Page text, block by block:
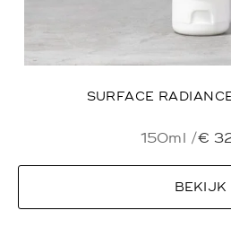
SURFACE
150ml /€
BEKIJK